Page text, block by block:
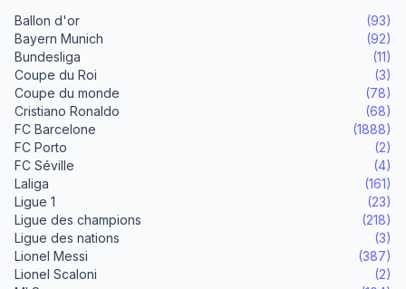
Ballon d'or
(93)
Bayern Munich
(92)
Bundesliga
(11)
Coupe du Roi
(3)
Coupe du monde
(78)
Cristiano Ronaldo
(68)
FC Barcelone
(1888)
FC Porto
(2)
FC Séville
(4)
Laliga
(161)
Ligue 1
(23)
Ligue des champions
(218)
Ligue des nations
(3)
Lionel Messi
(387)
Lionel Scaloni
(2)